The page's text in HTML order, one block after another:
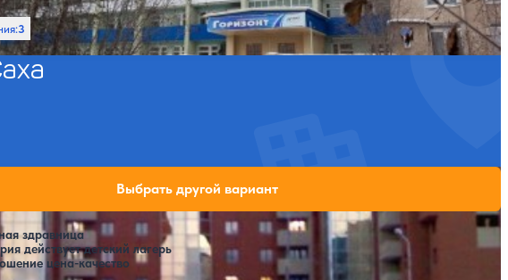
3
здравница
действует детский лагерь
цена-качество
Нет цен или свободных мест на выбранные даты
Выбрать другой вариант